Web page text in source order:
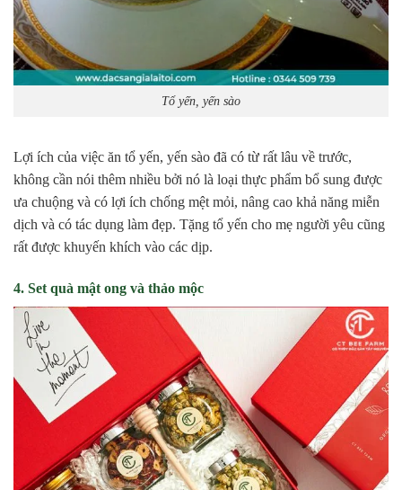
Tổ yến, yến sào
Lợi ích của việc ăn tổ yến, yến sào đã có từ rất lâu về trước,
không cần nói thêm nhiều bởi nó là loại thực phẩm bổ sung được
ưa chuộng và có lợi ích chống mệt mỏi, nâng cao khả năng miễn
dịch và có tác dụng làm đẹp. Tặng tổ yến cho mẹ người yêu cũng
rất được khuyến khích vào các dịp.
4. Set quà mật ong và thảo mộc